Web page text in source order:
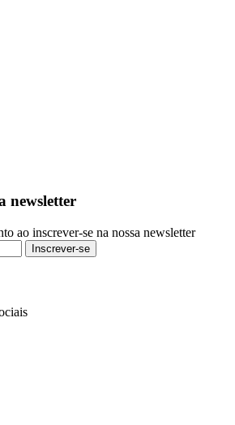
newsletter
ao inscrever-se na nossa newsletter
Inscrever-se